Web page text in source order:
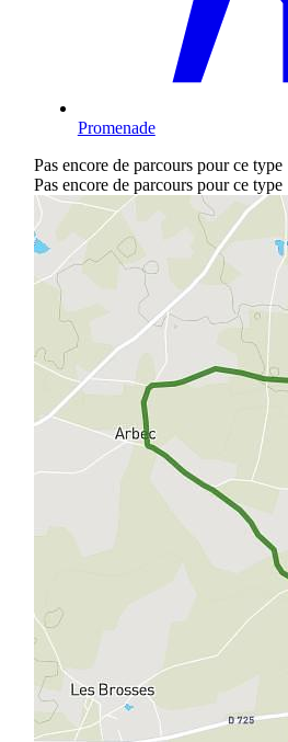
Promenade
Pas encore de parcours pour ce type
Pas encore de parcours pour ce type